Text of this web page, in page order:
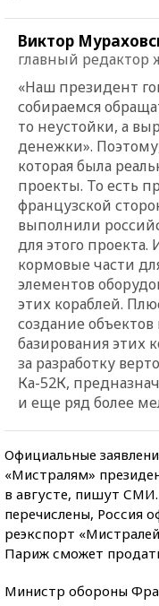
Виктор
главный редактор
«Наш президент
собираемся
то неустойки, а
денежки».
которая была
проекты. То есть
французской
выполнили
для этого
кормовые части
элементов
этих кораблей.
создание
базирования этих
за разработку
Ка-52К,
и еще ряд более
Официальные
«Мистралям»
в августе, пишут СМИ.
перечислены, Россия
реэкспорт
Париж сможет
Министр обороны